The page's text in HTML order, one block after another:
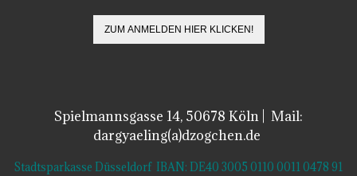
Spielmannsgasse 14, 50678 Köln | Mail:
dargyaeling(a)dzogchen.de
Stadtsparkasse Düsseldorf IBAN: DE40 3005 0110 0011 0478 91